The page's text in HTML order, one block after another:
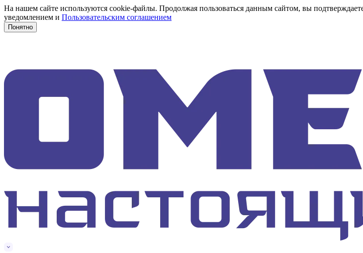
На нашем сайте используются cookie-файлы. Продолжая пользоваться данным сайтом, вы
уведомлением и Пользовательским соглашением
Понятно